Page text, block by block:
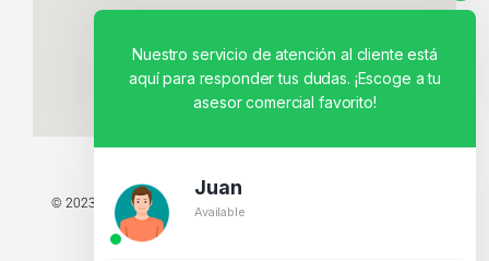
© 2023 TODOS LOS DERECHOS RESERVADOS - TECNIT TU TIENDA
TECNOLÓGICA.
Nuestro servicio de atención al cliente está
aquí para responder tus dudas. ¡Escoge a tu
asesor comercial favorito!
Juan
Available